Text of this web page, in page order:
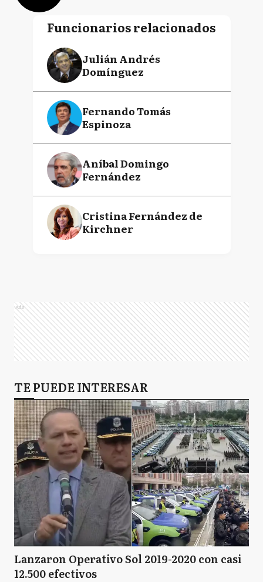
Funcionarios relacionados
Julián Andrés
Domínguez
Fernando Tomás
Espinoza
Aníbal Domingo
Fernández
Cristina Fernández de
Kirchner
Ads
TE PUEDE INTERESAR
Lanzaron Operativo Sol 2019-2020 con casi
12.500 efectivos